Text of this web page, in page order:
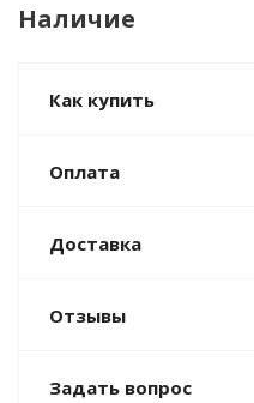
Наличие
Как купить
Оплата
Доставка
Отзывы
Задать вопрос